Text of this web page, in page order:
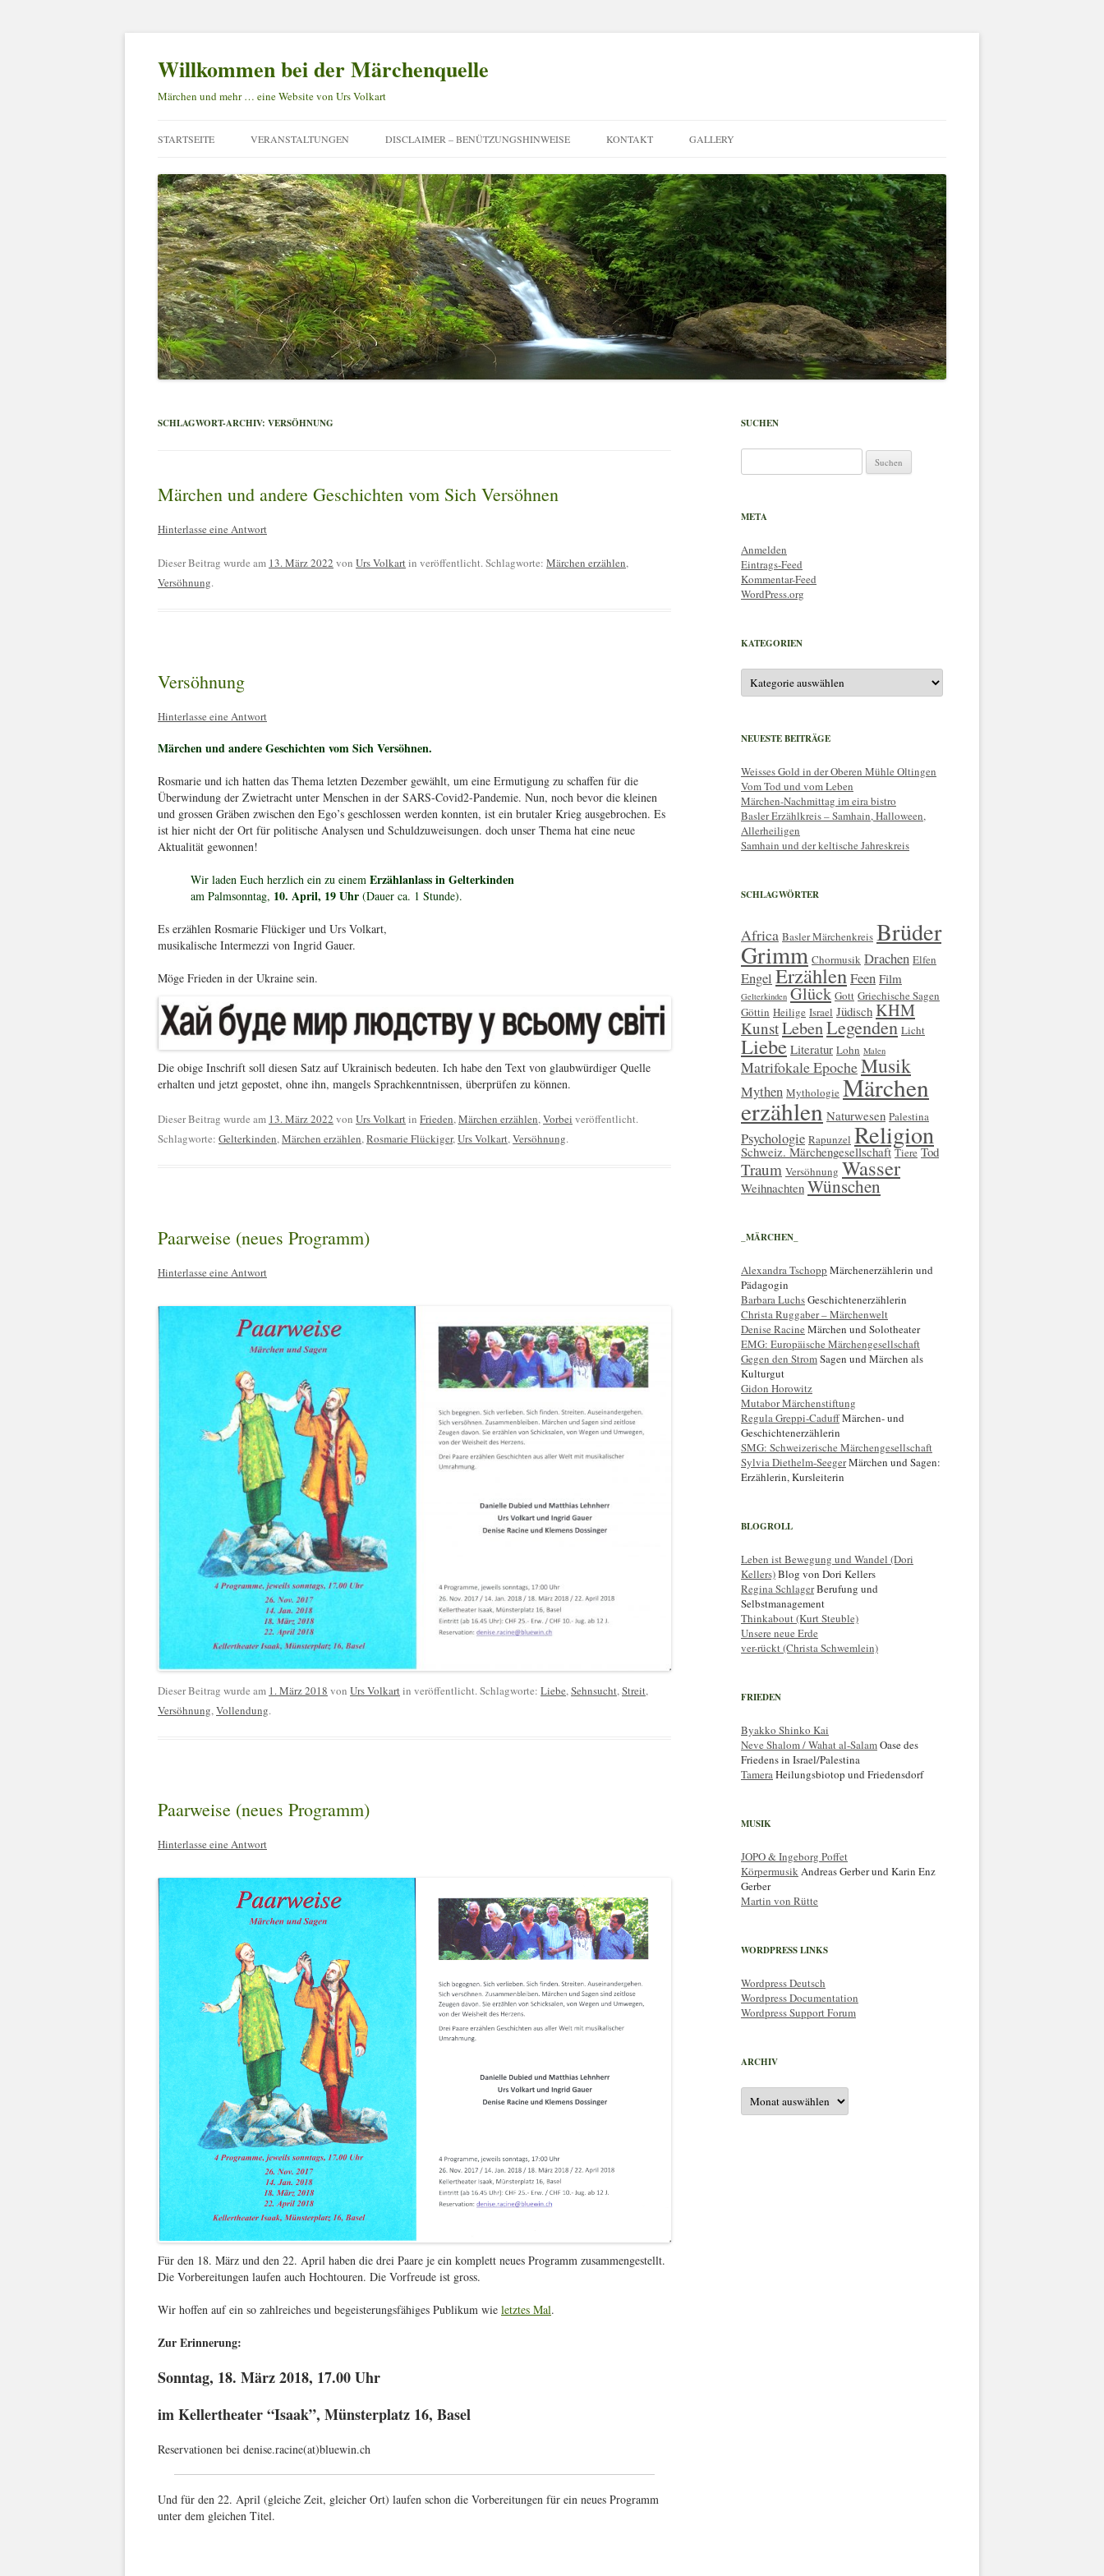
Willkommen bei der Märchenquelle
Märchen und mehr … eine Website von Urs Volkart
Inhalt
springen
STARTSEITE VERANSTALTUNGEN DISCLAIMER – BENÜTZUNGSHINWEISE KONTAKT GALLERY
SCHLAGWORT-ARCHIV: VERSÖHNUNG
Märchen und andere Geschichten vom Sich Versöhnen
Hinterlasse eine Antwort
Dieser Beitrag wurde am 13. März 2022 von Urs Volkartin veröffentlicht. Schlagworte: Märchen erzählen,
Versöhnung.
Versöhnung
Hinterlasse eine Antwort
Märchen und andere Geschichten vom Sich Versöhnen.
Rosmarie und ich hatten das Thema letzten Dezember gewählt, um eine Ermutigung zu schaffen für die
Überwindung der Zwietracht unter Menschen in der SARS-Covid2-Pandemie. Nun, noch bevor die kleinen
und grossen Gräben zwischen den Ego’s geschlossen werden konnten, ist ein brutaler Krieg ausgebrochen. Es
ist hier nicht der Ort für politische Analysen und Schuldzuweisungen. doch unser Thema hat eine neue
Aktualität gewonnen!
Wir laden Euch herzlich ein zu einem Erzählanlass in Gelterkinden
am Palmsonntag, 10. April, 19 Uhr (Dauer ca. 1 Stunde).
Es erzählen Rosmarie Flückiger und Urs Volkart,
musikalische Intermezzi von Ingrid Gauer.
Möge Frieden in der Ukraine sein.
Die obige Inschrift soll diesen Satz auf Ukrainisch bedeuten. Ich habe den Text von glaubwürdiger Quelle
erhalten und jetzt gepostet, ohne ihn, mangels Sprachkenntnissen, überprüfen zu können.
Dieser Beitrag wurde am 13. März 2022 von Urs Volkartin Frieden,Märchen erzählen,Vorbei veröffentlicht.
Schlagworte: Gelterkinden,Märchen erzählen,Rosmarie Flückiger,Urs Volkart,Versöhnung.
Paarweise (neues Programm)
Hinterlasse eine Antwort
Dieser Beitrag wurde am 1. März 2018 von Urs Volkartin veröffentlicht. Schlagworte: Liebe,Sehnsucht,Streit,
Versöhnung,Vollendung.
Paarweise (neues Programm)
Hinterlasse eine Antwort
Für den 18. März und den 22. April haben die drei Paare je ein komplett neues Programm zusammengestellt.
Die Vorbereitungen laufen auch Hochtouren. Die Vorfreude ist gross.
Wir hoffen auf ein so zahlreiches und begeisterungsfähiges Publikum wie letztes Mal.
Zur Erinnerung:
Sonntag, 18. März 2018, 17.00 Uhr
im Kellertheater “Isaak”, Münsterplatz 16, Basel
Reservationen bei denise.racine(at)bluewin.ch
Und für den 22. April (gleiche Zeit, gleicher Ort) laufen schon die Vorbereitungen für ein neues Programm
unter dem gleichen Titel.
SUCHEN
nach:
META
Anmelden
Eintrags-Feed
Kommentar-Feed
WordPress.org
KATEGORIEN
Kategorien
NEUESTE BEITRÄGE
Weisses Gold in der Oberen Mühle Oltingen
Vom Tod und vom Leben
Märchen-Nachmittag im eira bistro
Basler Erzählkreis – Samhain, Halloween,
Allerheiligen
Samhain und der keltische Jahreskreis
SCHLAGWÖRTER
Africa Basler Märchenkreis Brüder
Grimm Chormusik Drachen Elfen
Engel ErzählenFeen Film
Gelterkinden Glück Gott Griechische Sagen
Göttin Heilige Israel Jüdisch KHM
KunstLebenLegenden Licht
Liebe Literatur Lohn Malen
Matrifokale EpocheMusik
Mythen Mythologie Märchen
erzählen Naturwesen Palestina
Psychologie Rapunzel Religion
Schweiz. Märchengesellschaft Tiere Tod
Traum Versöhnung Wasser
Weihnachten Wünschen
_MÄRCHEN_
Alexandra Tschopp Märchenerzählerin und
Pädagogin
Barbara LuchsGeschichtenerzählerin
Christa Ruggaber – Märchenwelt
Denise Racine Märchen und Solotheater
EMG: Europäische Märchengesellschaft
Gegen den StromSagen und Märchen als
Kulturgut
Gidon Horowitz
Mutabor Märchenstiftung
Regula Greppi-CaduffMärchen- und
Geschichtenerzählerin
SMG: Schweizerische Märchengesellschaft
Sylvia Diethelm-SeegerMärchen und Sagen:
Erzählerin, Kursleiterin
BLOGROLL
Leben ist Bewegung und Wandel (Dori
Kellers)Blog von Dori Kellers
Regina SchlagerBerufung und
Selbstmanagement
Thinkabout (Kurt Steuble)
Unsere neue Erde
ver-rückt (Christa Schwemlein)
FRIEDEN
Byakko Shinko Kai
Neve Shalom / Wahat al-SalamOase des
Friedens in Israel/Palestina
TameraHeilungsbiotop und Friedensdorf
MUSIK
JOPO & Ingeborg Poffet
KörpermusikAndreas Gerber und Karin Enz
Gerber
Martin von Rütte
WORDPRESS LINKS
Wordpress Deutsch
Wordpress Documentation
Wordpress Support Forum
ARCHIV
Archiv